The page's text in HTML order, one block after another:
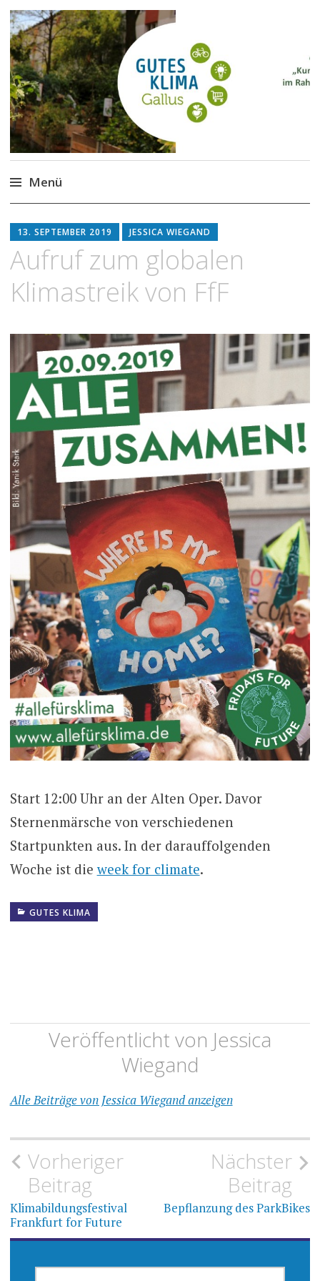
Gutes Klima im Gallus
Kurze Wege für den Klimaschutz
Menü
Inhalt
springen
13. SEPTEMBER 2019 JESSICA WIEGAND
Aufruf zum globalen
Klimastreik von FfF
Start 12:00 Uhr an der Alten Oper. Davor
Sternenmärsche von verschiedenen
Startpunkten aus. In der darauffolgenden
Woche ist dieweek for climate.
GUTES KLIMA
Veröffentlicht von Jessica
Wiegand
Alle Beiträge von Jessica Wiegand anzeigen
Beitragsnavigation
Vorheriger
Beitrag
Klimabildungsfestival
Frankfurt for Future
Nächster
Beitrag
Bepflanzung des ParkBikes